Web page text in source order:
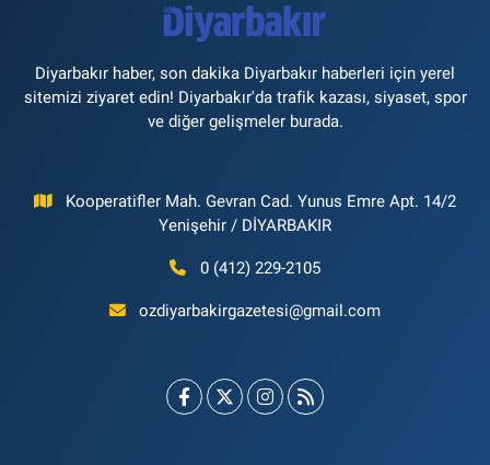
Diyarbakır haber, son dakika Diyarbakır haberleri için yerel
sitemizi ziyaret edin! Diyarbakır'da trafik kazası, siyaset, spor
ve diğer gelişmeler burada.
Kooperatifler Mah. Gevran Cad. Yunus Emre Apt. 14/2
Yenişehir / DİYARBAKIR
0 (412) 229-2105
ozdiyarbakirgazetesi@gmail.com